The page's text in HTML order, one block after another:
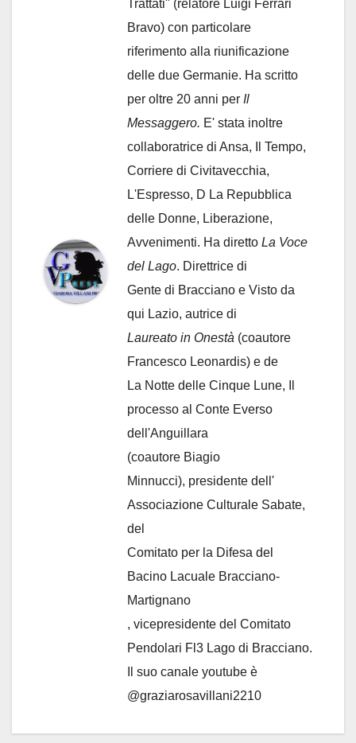
Trattati" (relatore Luigi Ferrari
Bravo) con particolare
riferimento alla riunificazione
delle due Germanie. Ha scritto
per oltre 20 anni per Il
Messaggero. E' stata inoltre
collaboratrice di Ansa, Il Tempo,
Corriere di Civitavecchia,
L'Espresso, D La Repubblica
delle Donne, Liberazione,
Avvenimenti. Ha diretto La Voce
del Lago. Direttrice di
Gente di Bracciano e Visto da
qui Lazio, autrice di
Laureato in Onestà (coautore
Francesco Leonardis) e de
La Notte delle Cinque Lune, Il
processo al Conte Everso
dell'Anguillara
(coautore Biagio
Minnucci), presidente dell'
Associazione Culturale Sabate,
del
Comitato per la Difesa del
Bacino Lacuale Bracciano-
Martignano
, vicepresidente del Comitato
Pendolari Fl3 Lago di Bracciano.
Il suo canale youtube è
@graziarosavillani2210